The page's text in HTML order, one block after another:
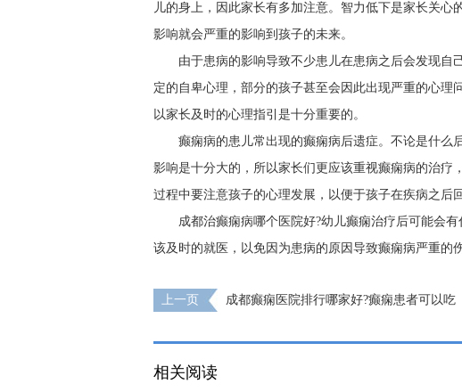
儿的身上，因此家长有多加注意。智力低下是家长关心
影响就会严重的影响到孩子的未来。
由于患病的影响导致不少患儿在患病之后会发现
定的自卑心理，部分的孩子甚至会因此出现严重的心
以家长及时的心理指引是十分重要的。
癫痫病的患儿常出现的癫痫病后遗症。不论是什么
影响是十分大的，所以家长们更应该重视癫痫病的治疗
过程中要注意孩子的心理发展，以便于孩子在疾病之后
成都治癫痫病哪个医院好?幼儿癫痫治疗后可能会
该及时的就医，以免因为患病的原因导致癫痫病严重的
上一页
成都癫痫医院排行哪家好?癫痫患者可以吃
相关阅读